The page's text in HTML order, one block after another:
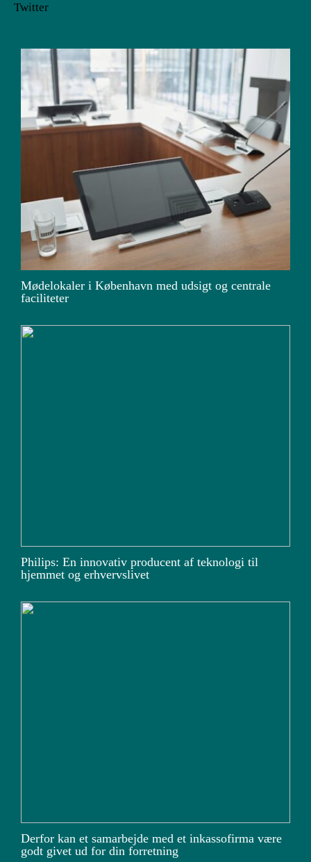
Twitter
Mødelokaler i København med udsigt og centrale
faciliteter
Philips: En innovativ producent af teknologi til
hjemmet og erhvervslivet
Derfor kan et samarbejde med et inkassofirma være
godt givet ud for din forretning